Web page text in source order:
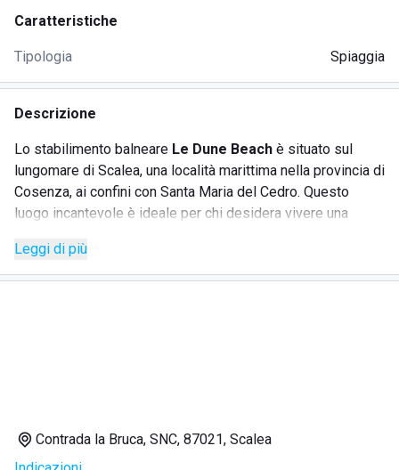
Caratteristiche
Tipologia Spiaggia
Descrizione
Lo stabilimento balneare Le Dune Beach è situato sul
lungomare di Scalea, una località marittima nella provincia di
Cosenza, ai confini con Santa Maria del Cedro. Questo
luogo incantevole è ideale per chi desidera vivere una
spiaggia attrezzata dotata di ogni comfort. La struttura
mette a disposizione numerosi servizi per i clienti:
Assistenza ai bagnanti
Leggi di più
Contrada la Bruca, SNC, 87021, Scalea